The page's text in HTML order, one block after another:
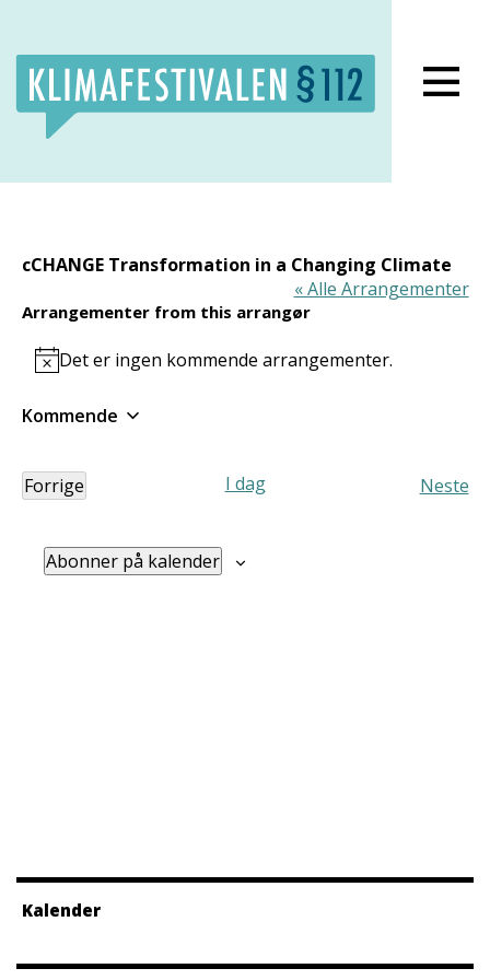
Lukk meny
cCHANGE Transformation in a Changing Climate
« Alle Arrangementer
Arrangementer from this arrangør
NoticeDet er ingen kommende arrangementer.
Kommende
Forrige
I dag
Neste
Abonner på kalender
Kalender